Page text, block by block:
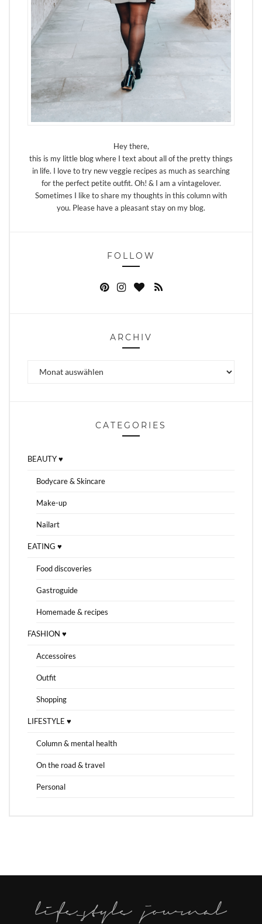
Hey there,
this is my little blog where I text about all of the pretty things
in life. I love to try new veggie recipes as much as searching
for the perfect petite outfit. Oh! & I am a vintagelover.
Sometimes I like to share my thoughts in this column with
you. Please have a pleasant stay on my blog.
FOLLOW
ARCHIV
CATEGORIES
BEAUTY ♥
Bodycare & Skincare
Make-up
Nailart
EATING ♥
Food discoveries
Gastroguide
Homemade & recipes
FASHION ♥
Accessoires
Outfit
Shopping
LIFESTYLE ♥
Column & mental health
On the road & travel
Personal